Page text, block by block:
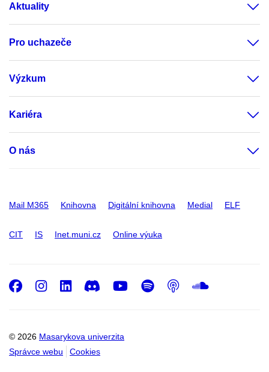
Aktuality
Pro uchazeče
Výzkum
Kariéra
O nás
Mail M365 Knihovna Digitální knihovna Medial ELF
CIT IS Inet.muni.cz Online výuka
© 2026 Masarykova univerzita
Správce webu
Cookies
Facebook
Instagram
LinkedIn
DiscordYoutube
Spotify
Podcast